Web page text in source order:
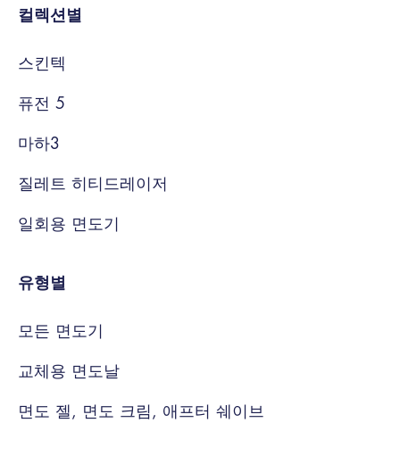
컬렉션별
스킨텍
퓨전 5
마하3
질레트 히티드레이저
일회용 면도기
유형별
모든 면도기
교체용 면도날
면도 젤, 면도 크림, 애프터 쉐이브